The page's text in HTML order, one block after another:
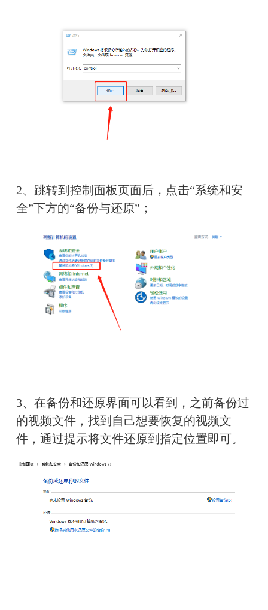
2、跳转到控制面板页面后，点击“系统和安
全”下方的“备份与还原”；
3、在备份和还原界面可以看到，之前备份过
的视频文件，找到自己想要恢复的视频文
件，通过提示将文件还原到指定位置即可。